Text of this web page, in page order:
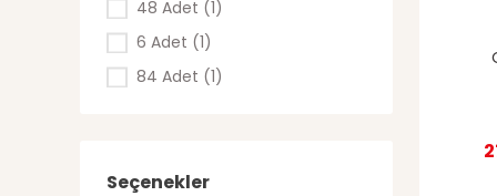
475x250 mm (1)
48 Adet (1)
6 Adet (1)
84 Adet (1)
Seçenekler